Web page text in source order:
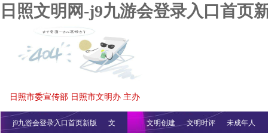
日照文明网-j9九游会登录入口首页
日照市委宣传部 日照市文明办 主办
j9九游会登录入口首页新版
文
文明创建 文明时评
未成年人